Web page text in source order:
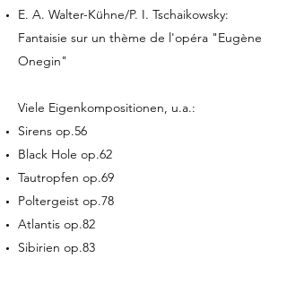
E. A. Walter-Kühne/P. I. Tschaikowsky:
Fantaisie sur un thème de l'opéra "Eugène
Onegin"
Viele Eigenkompositionen, u.a.:
Sirens op.56
Black Hole op.62
Tautropfen op.69
Poltergeist op.78
Atlantis op.82
Sibirien op.83